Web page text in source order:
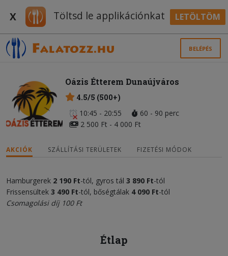
X Töltsd le applikációnkat LETÖLTÖM
BELÉPÉS
Oázis Étterem Dunaújváros
4.5/5 (500+)
10:45 - 20:55
60 - 90 perc
2 500 Ft - 4 000 Ft
AKCIÓK SZÁLLÍTÁSI TERÜLETEK FIZETÉSI MÓDOK
Hamburgerek 2 190 Ft-tól, gyros tál 3 890 Ft-tól
Frissensültek 3 490 Ft-tól, bőségtálak 4 090 Ft-tól
Csomagolási díj 100 Ft
Étlap